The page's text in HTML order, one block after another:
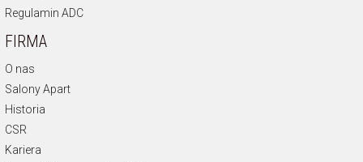
Regulamin ADC
FIRMA
O nas
Salony Apart
Historia
CSR
Kariera